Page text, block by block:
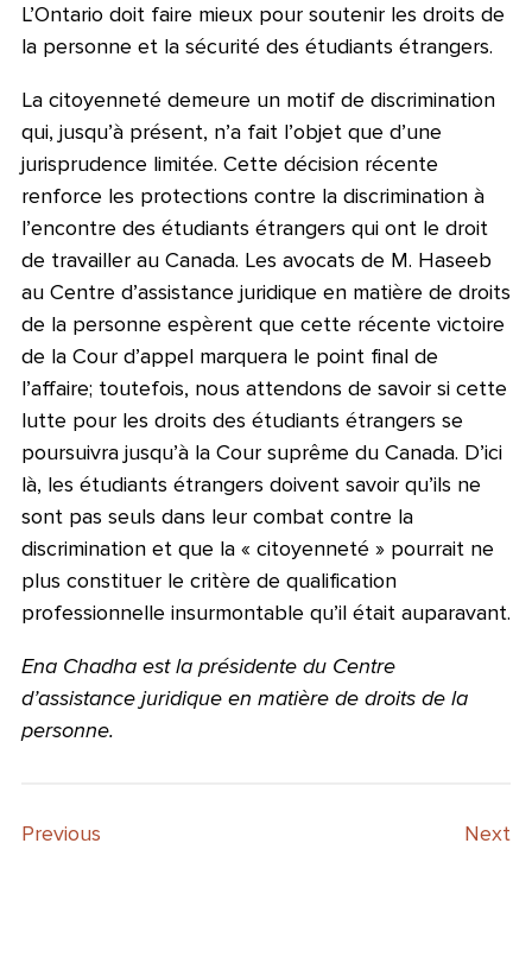
L’Ontario doit faire mieux pour soutenir les droits de
la personne et la sécurité des étudiants étrangers.
La citoyenneté demeure un motif de discrimination
qui, jusqu’à présent, n’a fait l’objet que d’une
jurisprudence limitée. Cette décision récente
renforce les protections contre la discrimination à
l’encontre des étudiants étrangers qui ont le droit
de travailler au Canada. Les avocats de M. Haseeb
au Centre d’assistance juridique en matière de droits
de la personne espèrent que cette récente victoire
de la Cour d’appel marquera le point final de
l’affaire; toutefois, nous attendons de savoir si cette
lutte pour les droits des étudiants étrangers se
poursuivra jusqu’à la Cour suprême du Canada. D’ici
là, les étudiants étrangers doivent savoir qu’ils ne
sont pas seuls dans leur combat contre la
discrimination et que la « citoyenneté » pourrait ne
plus constituer le critère de qualification
professionnelle insurmontable qu’il était auparavant.
Ena Chadha est la présidente du Centre
d’assistance juridique en matière de droits de la
personne.
Previous Next